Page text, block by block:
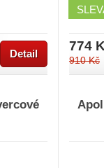
Detail
774
910 Kč